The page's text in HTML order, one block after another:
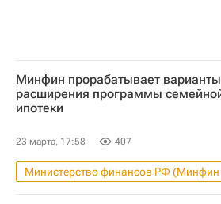
Минфин прорабатывает варианты
расширения программы
ипотеки
23 марта, 17:58 407
Министерство финансов РФ (Минфин
Россия
Москва